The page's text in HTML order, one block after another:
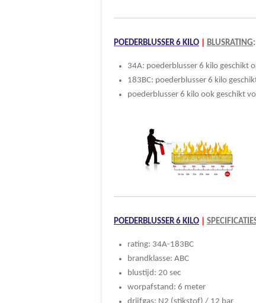
POEDERBLUSSER 6 KILO BLUSRATING:
34A: poederblusser 6 kilo geschikt
183BC: poederblusser 6 kilo
poederblusser 6 kilo ook geschikt
POEDERBLUSSER 6 KILO
rating: 34A-183BC
brandklasse: ABC
blustijd: 20 sec
worpafstand: 6 meter